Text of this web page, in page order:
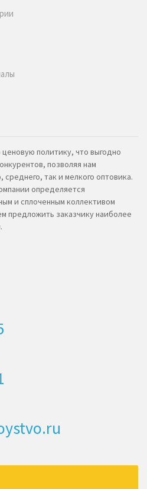
политику, что выгодно
позволяя нам
среднего, так и мелкого оптовика.
определяется
и сплоченным коллективом
предложить заказчику наиболее